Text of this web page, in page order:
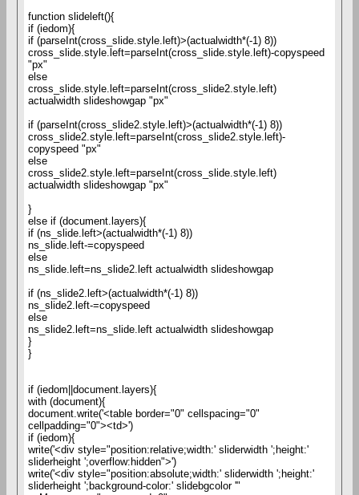
function slideleft(){
if (iedom){
if (parseInt(cross_slide.style.left)>(actualwidth*(-1) 8))
cross_slide.style.left=parseInt(cross_slide.style.left)-copyspeed
"px"
else
cross_slide.style.left=parseInt(cross_slide2.style.left)
actualwidth slideshowgap "px"
if (parseInt(cross_slide2.style.left)>(actualwidth*(-1) 8))
cross_slide2.style.left=parseInt(cross_slide2.style.left)-
copyspeed "px"
else
cross_slide2.style.left=parseInt(cross_slide.style.left)
actualwidth slideshowgap "px"
}
else if (document.layers){
if (ns_slide.left>(actualwidth*(-1) 8))
ns_slide.left-=copyspeed
else
ns_slide.left=ns_slide2.left actualwidth slideshowgap
if (ns_slide2.left>(actualwidth*(-1) 8))
ns_slide2.left-=copyspeed
else
ns_slide2.left=ns_slide.left actualwidth slideshowgap
}
}
if (iedom||document.layers){
with (document){
document.write('<table border="0" cellspacing="0"
cellpadding="0"><td>')
if (iedom){
write('<div style="position:relative;width:' sliderwidth ';height:'
sliderheight ';overflow:hidden">')
write('<div style="position:absolute;width:' sliderwidth ';height:'
sliderheight ';background-color:' slidebgcolor '"